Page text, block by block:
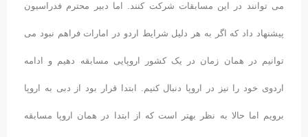
می توانند در این مسابقات شرکت کنند. اما دبیر محترم فدراسیون
پیشنهاد داد که اگر به هر دلیل شرایط اردو در امارات فراهم نبود می
توانیم در همان زمان در یک کشور اروپایی مسابقه دهیم و ادامه
اردوی خود را نیز در اروپا دنبال کنیم. ابتدا قرار بود از دبی به اروپا
برویم اما حالا به نظر بهتر است که از ابتدا در همان اروپا مسابقه